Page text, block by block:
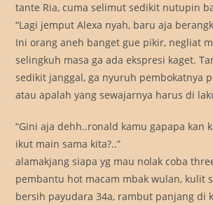
tante Ria, cuma selimut sedikit nutupin
“Lagi jemput Alexa nyah, baru aja
Ini orang aneh banget gue pikir, negliat
selingkuh masa ga ada ekspresi kaget.
sedikit janggal, ga nyuruh pembokatnya
atau apalah yang sewajarnya harus di
“Gini aja dehh..ronald kamu gapapa kan
ikut main sama kita?..”
alamakjang siapa yg mau nolak coba
pembantu hot macam mbak wulan, kulit
bersih payudara 34a, rambut panjang di